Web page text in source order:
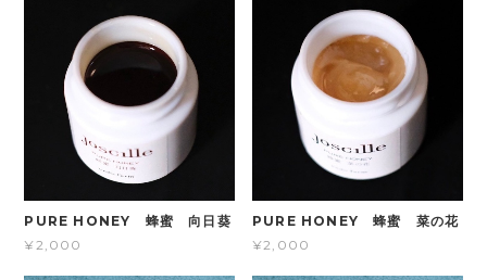
PURE HONEY 蜂蜜 向日葵
¥2,000
PURE HONEY 蜂蜜 菜の花
¥2,000